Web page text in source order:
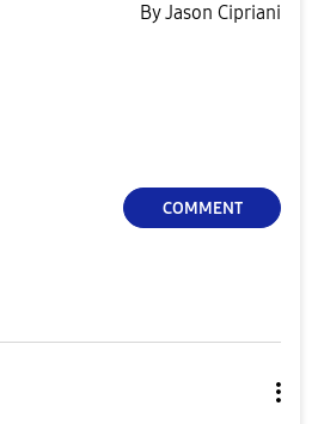
By Jason Cipriani
COMMENT